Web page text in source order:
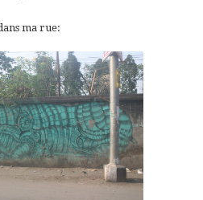
ma rue: